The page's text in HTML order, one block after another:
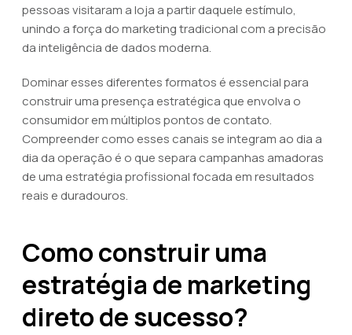
pessoas visitaram a loja a partir daquele estímulo,
unindo a força do marketing tradicional com a precisão
da inteligência de dados moderna.
Dominar esses diferentes formatos é essencial para
construir uma presença estratégica que envolva o
consumidor em múltiplos pontos de contato.
Compreender como esses canais se integram ao dia a
dia da operação é o que separa campanhas amadoras
de uma estratégia profissional focada em resultados
reais e duradouros.
Como construir uma
estratégia de marketing
direto de sucesso?